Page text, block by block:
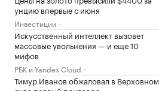
унцию впервые с июня
Инвестиции
Искусственный интеллект вызовет
массовые увольнения — и еще 10
мифов
РБК и Yandex Cloud
Тимур Иванов обжаловал в Верховном